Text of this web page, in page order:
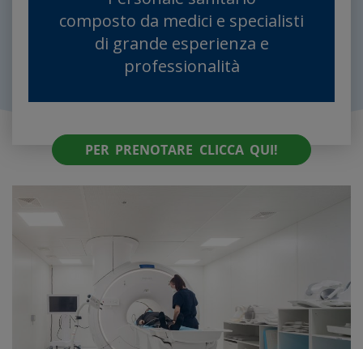
composto da medici e specialisti
di grande esperienza e
professionalità
PER PRENOTARE CLICCA QUI!